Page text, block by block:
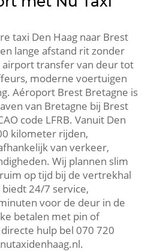
taxi Den Haag naar Brest
lange afstand rit zonder
airport transfer van deur tot
moderne voertuigen
Aéroport Brest Bretagne is
van Bretagne bij Brest
code LFRB. Vanuit Den
kilometer rijden,
van verkeer,
Wij plannen slim
op tijd bij de vertrekhal
biedt 24/7 service,
voor de deur in de
betalen met pin of
hulp bel 070 720